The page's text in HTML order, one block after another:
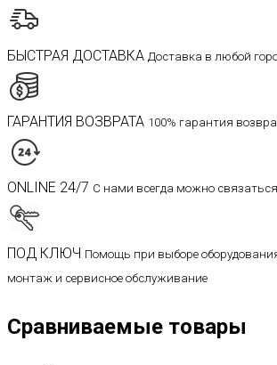
БЫСТРАЯ ДОСТАВКА Доставка в любой
ГАРАНТИЯ ВОЗВРАТА 100% гарантия
ONLINE 24/7 С нами всегда можно связаться
ПОД КЛЮЧ Помощь при выборе
монтаж и сервисное обслуживание
Сравниваемые товары